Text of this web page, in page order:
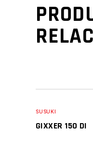
SUSUKI
GIXXER 150 DI